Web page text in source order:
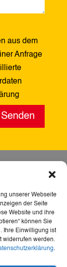
unserer Webseite
der Seite
Website und ihre
können Sie
Ihre Einwilligung ist
widerrufen werden.
.
aus dem
Anfrage
Senden